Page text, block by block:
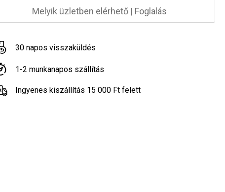
Melyik üzletben elérhető| Foglalás
30 napos visszaküldés
1-2 munkanapos szállítás
Ingyenes kiszállítás 15 000 Ft felett